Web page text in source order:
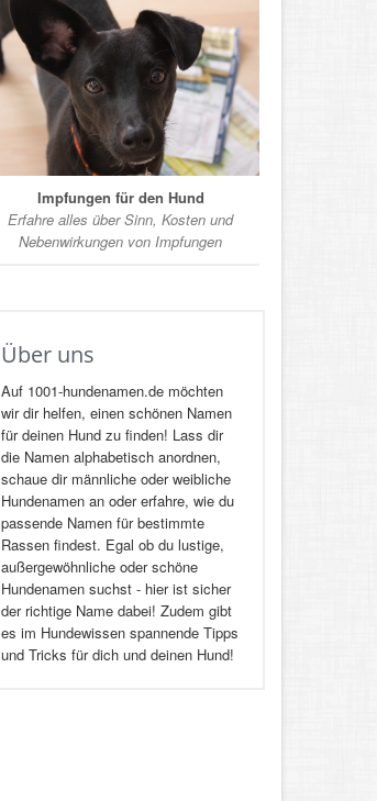
Impfungen für den Hund
Erfahre alles über Sinn, Kosten und
Nebenwirkungen von Impfungen
Über uns
Auf 1001-hundenamen.de möchten
wir dir helfen, einen schönen Namen
für deinen Hund zu finden! Lass dir
die Namen alphabetisch anordnen,
schaue dir männliche oder weibliche
Hundenamen an oder erfahre, wie du
passende Namen für bestimmte
Rassen findest. Egal ob du lustige,
außergewöhnliche oder schöne
Hundenamen suchst - hier ist sicher
der richtige Name dabei! Zudem gibt
es im Hundewissen spannende Tipps
und Tricks für dich und deinen Hund!